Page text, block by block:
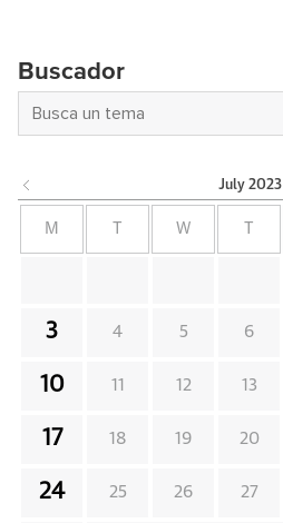
Buscador
July 2023
M W
3 4 5 6
10 11 12 13
17 18 19 20
24 25 26 27